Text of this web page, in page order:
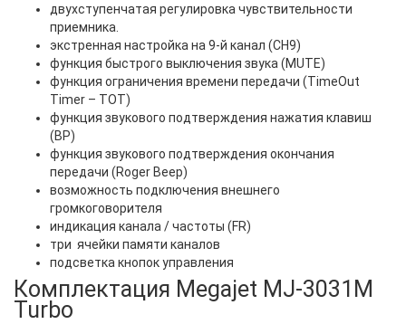
двухступенчатая регулировка чувствительности
приемника.
экстренная настройка на 9-й канал (CH9)
функция быстрого выключения звука (MUTE)
функция ограничения времени передачи (TimeOut
Timer – TOT)
функция звукового подтверждения нажатия клавиш
(BP)
функция звукового подтверждения окончания
передачи (Roger Beep)
возможность подключения внешнего
громкоговорителя
индикация канала / частоты (FR)
три ячейки памяти каналов
подсветка кнопок управления
Комплектация Megajet MJ-3031M
Turbo